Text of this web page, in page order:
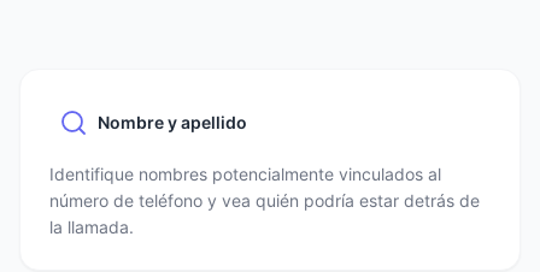
Nombre y apellido
Identifique nombres potencialmente vinculados al
número de teléfono y vea quién podría estar detrás de
la llamada.